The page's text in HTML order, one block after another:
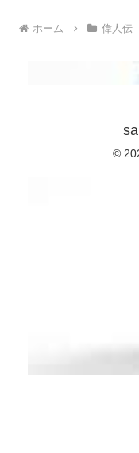
ホーム 偉人伝
©